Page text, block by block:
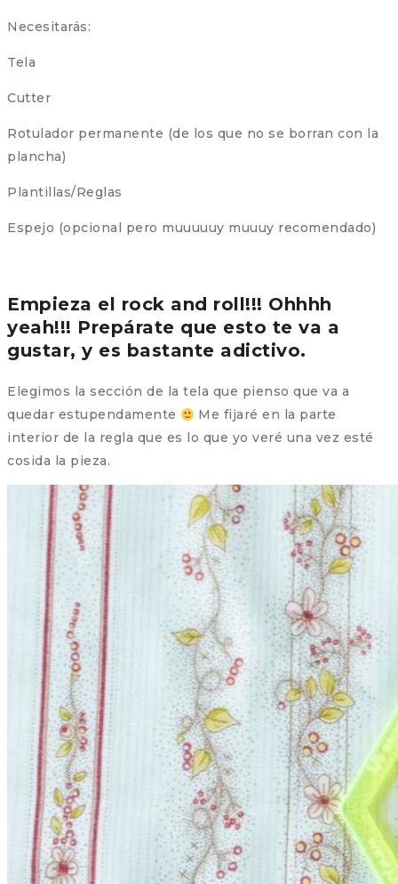
Necesitarás:
Tela
Cutter
Rotulador permanente (de los que no se borran con la
plancha)
Plantillas/Reglas
Espejo (opcional pero muuuuuy muuuy recomendado)
Empieza el rock and roll!!! Ohhhh
yeah!!! Prepárate que esto te va a
gustar, y es bastante adictivo.
Elegimos la sección de la tela que pienso que va a
quedar estupendamente
Me fijaré en la parte
interior de la regla que es lo que yo veré una vez esté
cosida la pieza.